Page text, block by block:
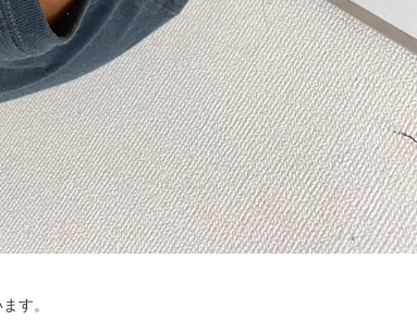
す。